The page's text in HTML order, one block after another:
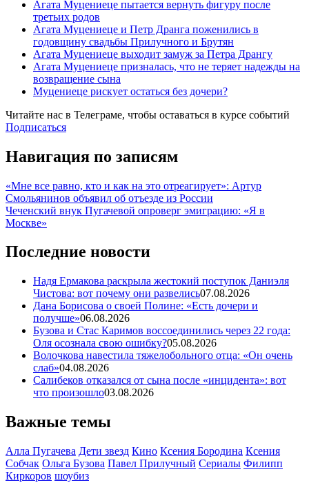
Агата Муцениеце пытается вернуть фигуру после
третьих родов
Агата Муцениеце и Петр Дранга поженились в
годовщину свадьбы Прилучного и Брутян
Агата Муцениеце выходит замуж за Петра Дрангу
Агата Муцениеце призналась, что не теряет надежды на
возвращение сына
Муцениеце рискует остаться без дочери?
Читайте нас в Телеграме, чтобы оставаться в курсе событий
Подписаться
Навигация по записям
«Мне все равно, кто и как на это отреагирует»: Артур
Смольянинов объявил об отъезде из России
Чеченский внук Пугачевой опроверг эмиграцию: «Я в
Москве»
Последние новости
Надя Ермакова раскрыла жестокий поступок Даниэля
Чистова: вот почему они развелись07.08.2026
Дана Борисова о своей Полине: «Есть дочери и
получше»06.08.2026
Бузова и Стас Каримов воссоединились через 22 года:
Оля осознала свою ошибку?05.08.2026
Волочкова навестила тяжелобольного отца: «Он очень
слаб»04.08.2026
Салибеков отказался от сына после «инцидента»: вот
что произошло03.08.2026
Важные темы
Алла Пугачева Дети звезд Кино Ксения Бородина Ксения
Собчак Ольга Бузова Павел Прилучный Сериалы Филипп
Киркоров шоубиз